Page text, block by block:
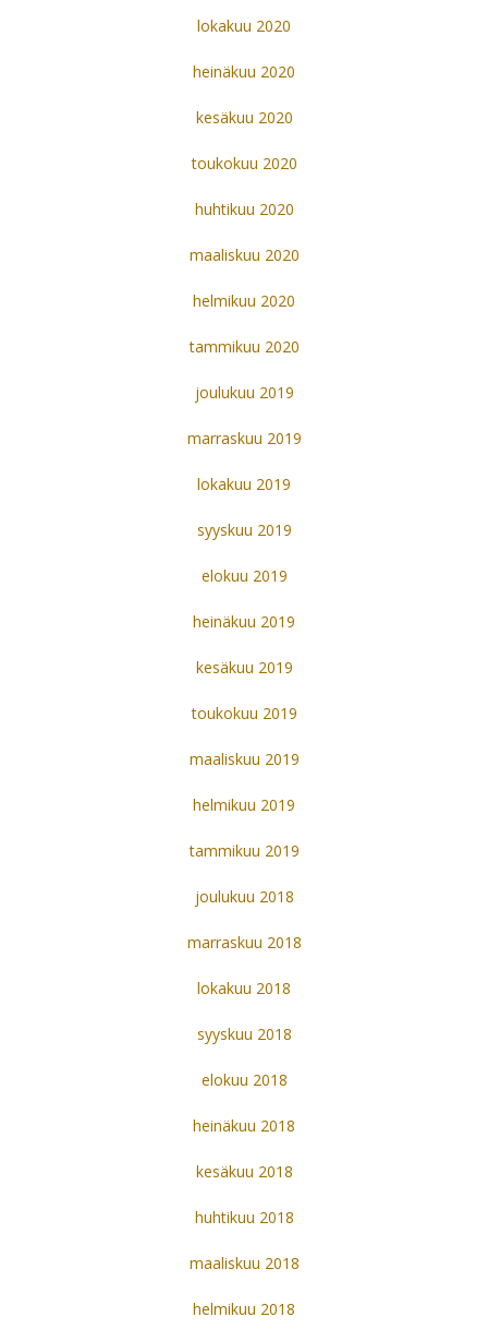
lokakuu 2020
heinäkuu 2020
kesäkuu 2020
toukokuu 2020
huhtikuu 2020
maaliskuu 2020
helmikuu 2020
tammikuu 2020
joulukuu 2019
marraskuu 2019
lokakuu 2019
syyskuu 2019
elokuu 2019
heinäkuu 2019
kesäkuu 2019
toukokuu 2019
maaliskuu 2019
helmikuu 2019
tammikuu 2019
joulukuu 2018
marraskuu 2018
lokakuu 2018
syyskuu 2018
elokuu 2018
heinäkuu 2018
kesäkuu 2018
huhtikuu 2018
maaliskuu 2018
helmikuu 2018